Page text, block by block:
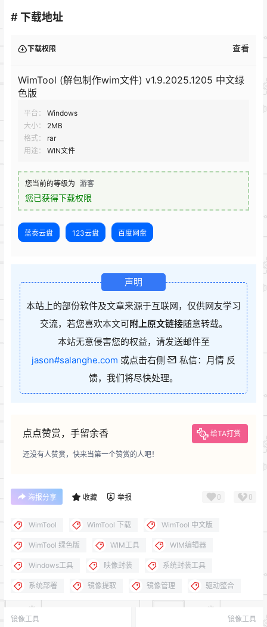
# 下载地址
下载权限 查看
WimTool (解包制作wim文件) v1.9.2025.1205 中文绿
色版
平台：
Windows
大小：
2MB
格式：
rar
用途：
WIN文件
您当前的等级为 游客
您已获得下载权限
蓝奏云盘 123云盘 百度网盘
声明
本站上的部份软件及文章来源于互联网，仅供网友学习
交流，若您喜欢本文可附上原文链接随意转载。
本站无意侵害您的权益，请发送邮件至
jason#salanghe.com 或点击右侧
私信：月情 反
馈，我们将尽快处理。
点点赞赏，手留余香 给TA打赏
还没有人赞赏，快来当第一个赞赏的人吧！
海报分享 收藏 举报 0 0
WimTool WimTool 下载 WimTool 中文版
WimTool 绿色版 WIM工具 WIM编辑器
Windows工具 映像封装 系统封装工具
系统部署 镜像提取 镜像管理 驱动整合
镜像工具 镜像工具